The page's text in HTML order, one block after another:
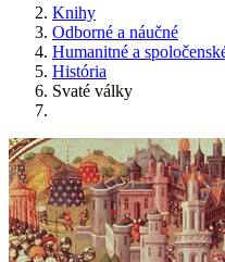
Knihy
Odborné a náučné
Humanitné a
História
Svaté války